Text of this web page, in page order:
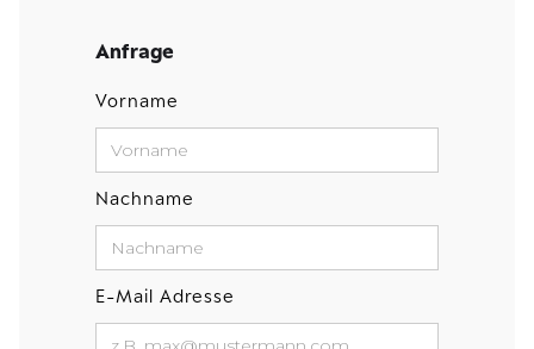
Anfrage
Vorname
Nachname
E-Mail Adresse